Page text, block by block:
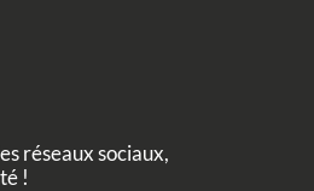
réseaux sociaux,
!